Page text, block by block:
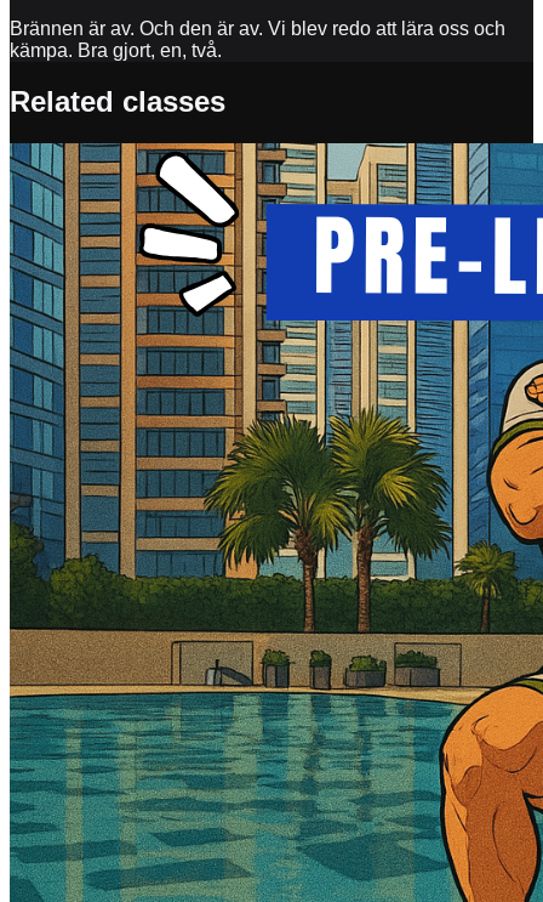
Brännen är av. Och den är av. Vi blev redo att lära oss och
kämpa. Bra gjort, en, två.
Related classes